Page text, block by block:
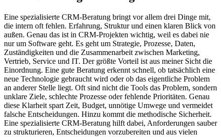
Eine spezialisierte CRM-Beratung bringt vor allem drei Dinge mit,
die intern oft fehlen. Erfahrung, Struktur und einen klaren Blick von
außen. Genau das ist in CRM-Projekten wichtig, weil es dabei nie
nur um Software geht. Es geht um Strategie, Prozesse, Daten,
Zuständigkeiten und die Zusammenarbeit zwischen Marketing,
Vertrieb, Service und IT. Der größte Vorteil ist aus meiner Sicht die
Einordnung. Eine gute Beratung erkennt schnell, ob tatsächlich eine
neue Technologie gebraucht wird oder ob das eigentliche Problem
an anderer Stelle liegt. Oft sind nicht die Tools das Problem, sondern
unklare Ziele, schlechte Prozesse oder fehlende Prioritäten. Genau
diese Klarheit spart Zeit, Budget, unnötige Umwege und vermeidet
falsche Entscheidungen. Hinzu kommt die methodische Sicherheit.
Eine spezialisierte CRM-Beratung hilft dabei, Anforderungen sauber
zu strukturieren, Entscheidungen vorzubereiten und aus vielen